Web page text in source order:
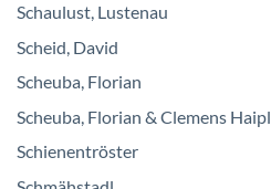
Schaulust, Lustenau
Scheid, David
Scheuba, Florian
Scheuba, Florian & Clemens Haipl
Schienentröster